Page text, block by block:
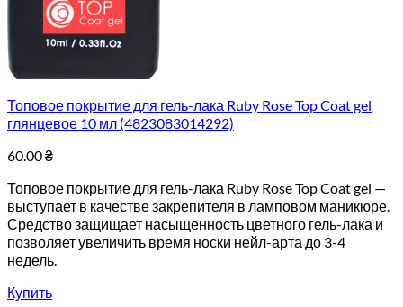
Топовое покрытие для гель-лака Ruby Rose Top Coat gel
глянцевое 10 мл (4823083014292)
60.00₴
Топовое покрытие для гель-лака Ruby Rose Top Coat gel —
выступает в качестве закрепителя в ламповом маникюре.
Средство защищает насыщенность цветного гель-лака и
позволяет увеличить время носки нейл-арта до 3-4
недель.
Купить